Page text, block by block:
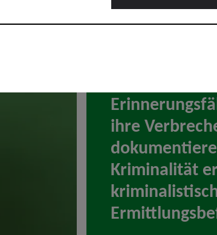
„Wir haben
Vertrauen
ihre
Kriminalität